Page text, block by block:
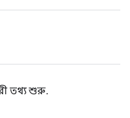
তথ্য শুরু.